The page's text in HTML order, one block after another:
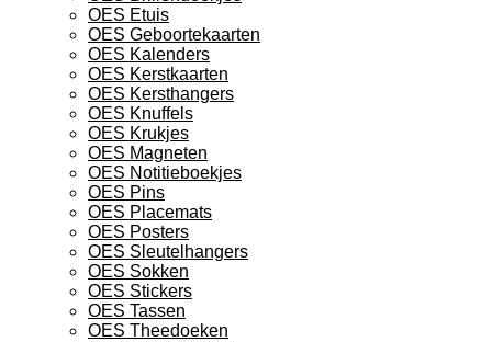
OES Etuis
OES Geboortekaarten
OES Kalenders
OES Kerstkaarten
OES Kersthangers
OES Knuffels
OES Krukjes
OES Magneten
OES Notitieboekjes
OES Pins
OES Placemats
OES Posters
OES Sleutelhangers
OES Sokken
OES Stickers
OES Tassen
OES Theedoeken